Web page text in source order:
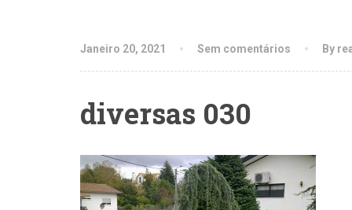
Janeiro 20, 2021 Sem comentários By
diversas 030